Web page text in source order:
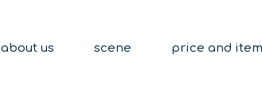
about us scene price and item